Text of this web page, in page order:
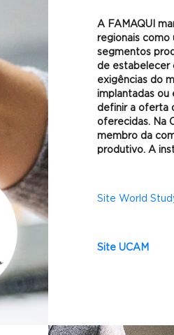
A FAMAQUI
regionais como
segmentos
de estabelecer
exigências do
implantadas ou
definir a oferta
oferecidas. Na
membro da
produtivo. A
Site World
Site UCAM